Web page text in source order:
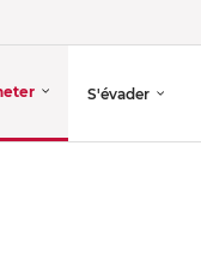
S'évader